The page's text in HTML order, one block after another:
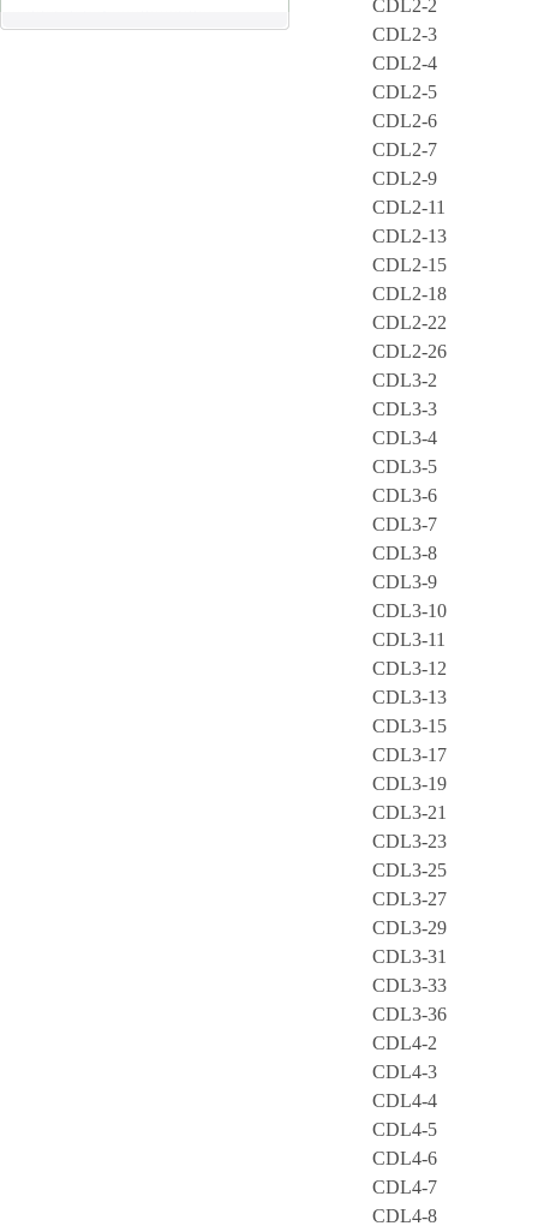
CDL2-2
CDL2-3
CDL2-4
CDL2-5
CDL2-6
CDL2-7
CDL2-9
CDL2-11
CDL2-13
CDL2-15
CDL2-18
CDL2-22
CDL2-26
CDL3-2
CDL3-3
CDL3-4
CDL3-5
CDL3-6
CDL3-7
CDL3-8
CDL3-9
CDL3-10
CDL3-11
CDL3-12
CDL3-13
CDL3-15
CDL3-17
CDL3-19
CDL3-21
CDL3-23
CDL3-25
CDL3-27
CDL3-29
CDL3-31
CDL3-33
CDL3-36
CDL4-2
CDL4-3
CDL4-4
CDL4-5
CDL4-6
CDL4-7
CDL4-8